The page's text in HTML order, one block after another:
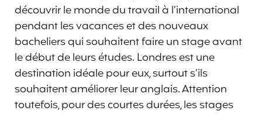
découvrir le monde du travail à l’international
pendant les vacances et des nouveaux
bacheliers qui souhaitent faire un stage avant
le début de leurs études. Londres est une
destination idéale pour eux, surtout s’ils
souhaitent améliorer leur anglais. Attention
toutefois, pour des courtes durées, les stages